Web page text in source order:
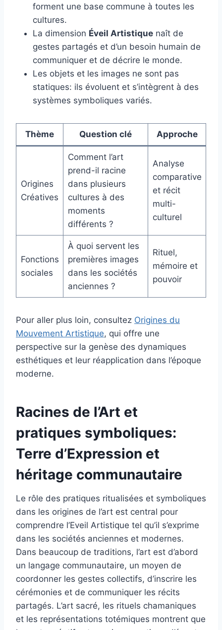
forment une base commune à toutes les
cultures.
La dimension Éveil Artistique naît de
gestes partagés et d’un besoin humain de
communiquer et de décrire le monde.
Les objets et les images ne sont pas
statiques: ils évoluent et s’intègrent à des
systèmes symboliques variés.
Thème Question clé Approche
Origines
Créatives
Comment l’art
prend-il racine
dans plusieurs
cultures à des
moments
différents ?
Analyse
comparative
et récit
multi-
culturel
Fonctions
sociales
À quoi servent les
premières images
dans les sociétés
anciennes ?
Rituel,
mémoire et
pouvoir
Pour aller plus loin, consultez Origines du
Mouvement Artistique, qui offre une
perspective sur la genèse des dynamiques
esthétiques et leur réapplication dans l’époque
moderne.
Racines de l’Art et
pratiques symboliques:
Terre d’Expression et
héritage communautaire
Le rôle des pratiques ritualisées et symboliques
dans les origines de l’art est central pour
comprendre l’Eveil Artistique tel qu’il s’exprime
dans les sociétés anciennes et modernes.
Dans beaucoup de traditions, l’art est d’abord
un langage communautaire, un moyen de
coordonner les gestes collectifs, d’inscrire les
cérémonies et de communiquer les récits
partagés. L’art sacré, les rituels chamaniques
et les représentations totémiques montrent que